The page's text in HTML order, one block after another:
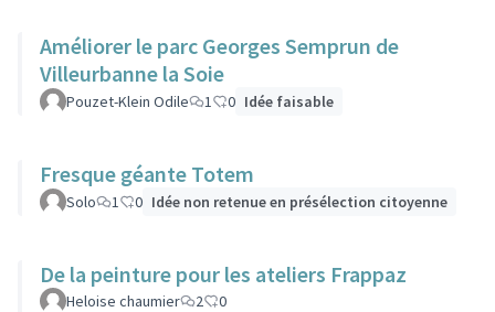
Améliorer le parc Georges Semprun de
Villeurbanne la Soie
Pouzet-Klein Odile 1 0 Idée faisable
Fresque géante Totem
Solo 1 0 Idée non retenue en présélection citoyenne
De la peinture pour les ateliers Frappaz
Heloise chaumier 2
0